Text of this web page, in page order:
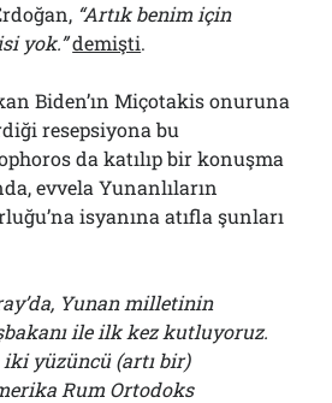
“Artık benim için
yok.”demişti.
Biden’ın Miçotakis onuruna
resepsiyona bu
da katılıp bir konuşma
evvela Yunanlıların
isyanına atıfla şunları
Yunan milletinin
ile ilk kez kutluyoruz.
yüzüncü (artı bir)
Rum Ortodoks